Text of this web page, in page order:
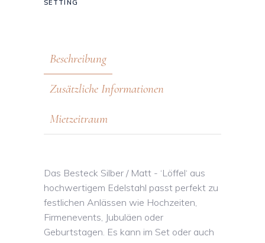
SETTING
Beschreibung
Zusätzliche Informationen
Mietzeitraum
Das Besteck Silber / Matt - ‘Löffel‘ aus
hochwertigem Edelstahl passt perfekt zu
festlichen Anlässen wie Hochzeiten,
Firmenevents, Jubuläen oder
Geburtstagen. Es kann im Set oder auch